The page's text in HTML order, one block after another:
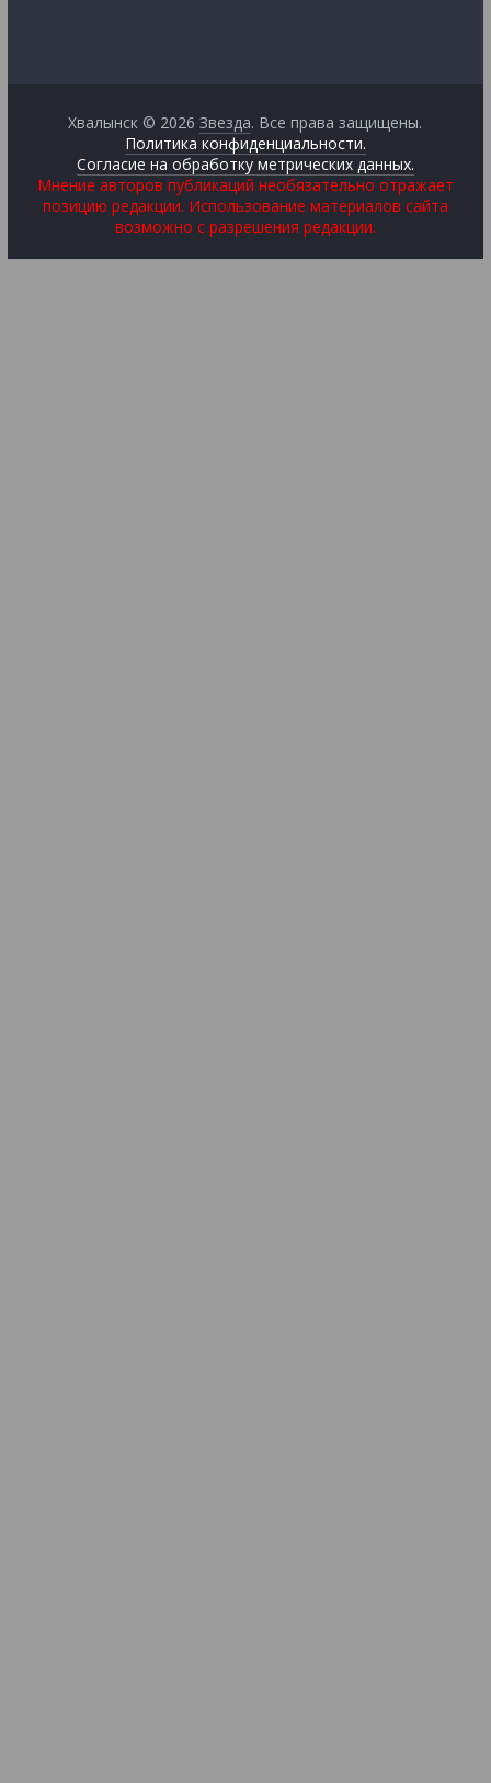
Хвалынск © 2026Звезда. Все права защищены.
Политика конфиденциальности.
Согласие на обработку метрических данных.
Мнение авторов публикаций необязательно отражает
позицию редакции. Использование материалов сайта
возможно с разрешения редакции.